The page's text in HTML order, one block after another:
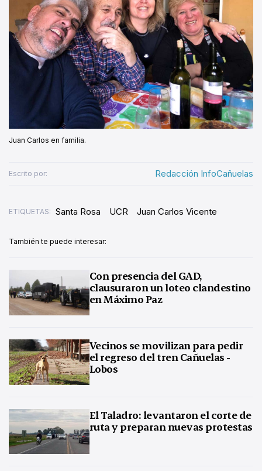
Juan Carlos en familia.
Escrito por: Redacción InfoCañuelas
ETIQUETAS: Santa Rosa UCR Juan Carlos Vicente
También te puede interesar:
Con presencia del GAD,
clausuraron un loteo clandestino
en Máximo Paz
Vecinos se movilizan para pedir
el regreso del tren Cañuelas -
Lobos
El Taladro: levantaron el corte de
ruta y preparan nuevas protestas